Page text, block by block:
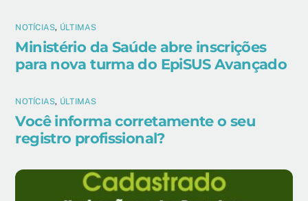
NOTÍCIAS, ÚLTIMAS
Ministério da Saúde abre inscrições
para nova turma do EpiSUS Avançado
NOTÍCIAS, ÚLTIMAS
Você informa corretamente o seu
registro profissional?